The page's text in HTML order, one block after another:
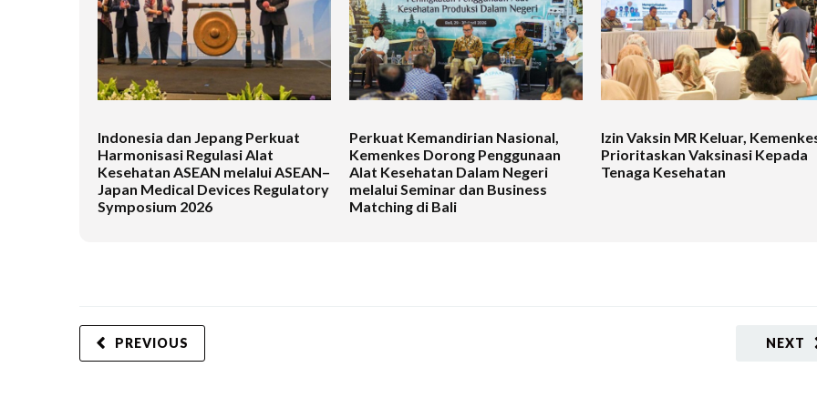
Indonesia dan Jepang Perkuat
Harmonisasi Regulasi Alat
Kesehatan ASEAN melalui ASEAN–
Japan Medical Devices Regulatory
Symposium 2026
Perkuat Kemandirian Nasional,
Kemenkes Dorong Penggunaan
Alat Kesehatan Dalam Negeri
melalui Seminar dan Business
Matching di Bali
Izin Vaksin MR Keluar,
Prioritaskan Vaksinasi Kepada
Tenaga Kesehatan
NEXT
PREVIOUS